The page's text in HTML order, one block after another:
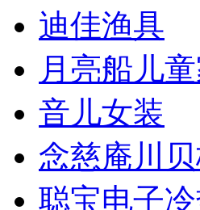
迪佳渔具
月亮船儿
音儿女装
念慈庵川
聪宝电子